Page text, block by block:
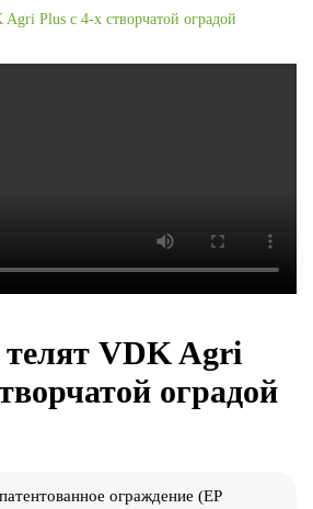
VDK Agri
оградой
ограждение (EP